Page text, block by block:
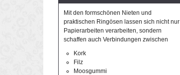
Mit den formschönen Nieten und
praktischen Ringösen lassen sich nicht nur
Papierarbeiten verarbeiten, sondern
schaffen auch Verbindungen zwischen
Kork
Filz
Moosgummi